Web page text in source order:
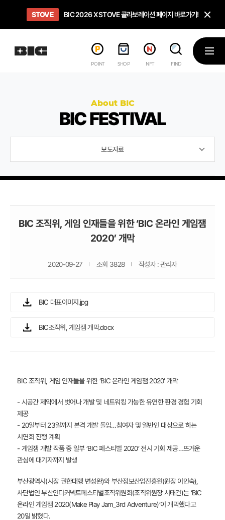
OPEN BIC 2026 STEAM SALE PAGE
STOVE BIC 2026 X STOVE 콜라보레이션 페이지 바로가기!
희망스튜디오 아이들에게 희망 버프 주고, 닌텐도 스위치2 받기!
GO TO 인디게임 테스트 베드 '비라운지' 바로가기!
GO TO '인디게임 큐레이션' 페이지 바로가기!
POINT SHOP NFT FIND
메뉴
About BIC
BIC FESTIVAL
보도자료
BIC 조직위, 게임 인재들을 위한 ‘BIC 온라인 게임잼
2020’ 개막
2020-09-27 조회 3828 작성자 : 관리자
BIC 대표이미지.jpg
BIC조직위, 게임잼 개막.docx
BIC 조직위, 게임 인재들을 위한 ‘BIC 온라인 게임잼 2020’ 개막
- 시공간 제약에서 벗어나 개발 및 네트워킹 가능한 유연한 환경 경험 기회
제공
- 20일부터 23일까지 본격 개발 돌입…참여자 및 일반인 대상으로 하는
시연회 진행 계획
- 게임잼 개발 작품 중 일부 ‘BIC 페스티벌 2020’ 전시 기회 제공…뜨거운
관심에 대기자까지 발생
부산광역시(시장 권한대행 변성완)와 부산정보산업진흥원(원장 이인숙),
사단법인 부산인디커넥트페스티벌조직위원회(조직위원장 서태건)는 ‘BIC
온라인 게임잼 2020(Make Play Jam_3rd Adventure)’이 개막했다고
20일 밝혔다.